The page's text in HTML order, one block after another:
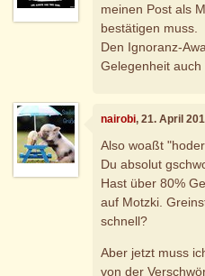
meinen Post als
bestätigen muss.
Den Ignoranz-
Gelegenheit
nairobi, 21. April
Also woaßt
Du absolut
Hast über 80%
auf Motzki.
schnell?
Aber jetzt muss
von der